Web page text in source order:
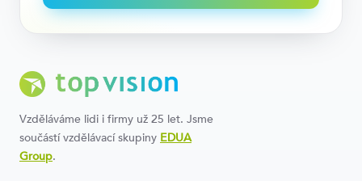
Vzděláváme lidi i firmy už 25 let. Jsme
součástí vzdělávací skupiny EDUA
Group.